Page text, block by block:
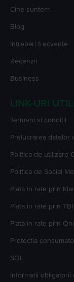
Cine suntem
Blog
Intrebari frecvente
Recenzii
Business
LINK-URI
Termeni si conditii
Prelucrarea datelor
Politica de utilizare
Politica de Social
Plata in rate prin
Plata in rate prin
Plata in rate prin
Protectia
SOL
Informatii obligatorii